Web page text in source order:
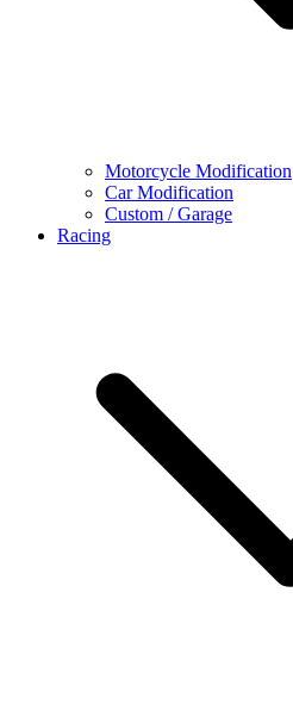
Motorcycle Modification
Car Modification
Custom / Garage
Racing